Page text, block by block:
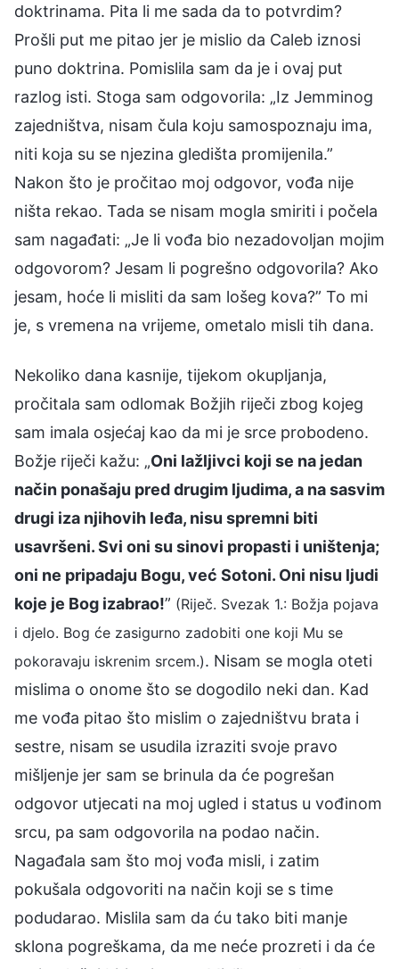
doktrinama. Pita li me sada da to potvrdim?
Prošli put me pitao jer je mislio da Caleb iznosi
puno doktrina. Pomislila sam da je i ovaj put
razlog isti. Stoga sam odgovorila: „Iz Jemminog
zajedništva, nisam čula koju samospoznaju ima,
niti koja su se njezina gledišta promijenila.”
Nakon što je pročitao moj odgovor, vođa nije
ništa rekao. Tada se nisam mogla smiriti i počela
sam nagađati: „Je li vođa bio nezadovoljan mojim
odgovorom? Jesam li pogrešno odgovorila? Ako
jesam, hoće li misliti da sam lošeg kova?” To mi
je, s vremena na vrijeme, ometalo misli tih dana.
Nekoliko dana kasnije, tijekom okupljanja,
pročitala sam odlomak Božjih riječi zbog kojeg
sam imala osjećaj kao da mi je srce probodeno.
Božje riječi kažu: „Oni lažljivci koji se na jedan
način ponašaju pred drugim ljudima, a na sasvim
drugi iza njihovih leđa, nisu spremni biti
usavršeni. Svi oni su sinovi propasti i uništenja;
oni ne pripadaju Bogu, već Sotoni. Oni nisu ljudi
koje je Bog izabrao!” (Riječ. Svezak 1.: Božja pojava
i djelo. Bog će zasigurno zadobiti one koji Mu se
pokoravaju iskrenim srcem.). Nisam se mogla oteti
mislima o onome što se dogodilo neki dan. Kad
me vođa pitao što mislim o zajedništvu brata i
sestre, nisam se usudila izraziti svoje pravo
mišljenje jer sam se brinula da će pogrešan
odgovor utjecati na moj ugled i status u vođinom
srcu, pa sam odgovorila na podao način.
Nagađala sam što moj vođa misli, i zatim
pokušala odgovoriti na način koji se s time
podudarao. Mislila sam da ću tako biti manje
sklona pogreškama, da me neće prozreti i da će